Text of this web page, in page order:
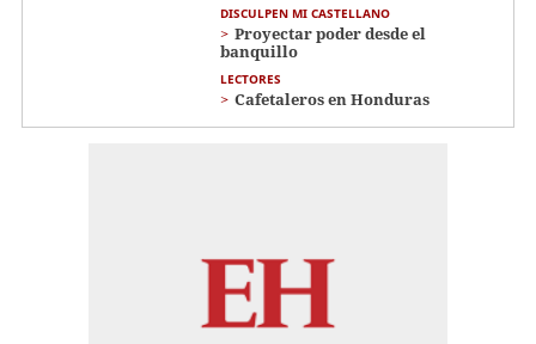
DISCULPEN MI CASTELLANO
Proyectar poder desde el
banquillo
LECTORES
Cafetaleros en Honduras